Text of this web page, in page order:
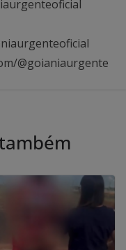
@goianiaurgente